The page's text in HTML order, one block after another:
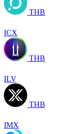
THB
ICX
THB
ILV
THB
IMX